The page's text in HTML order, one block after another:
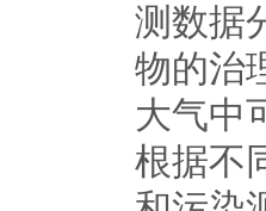
测数据
物的治
大气中
根据不